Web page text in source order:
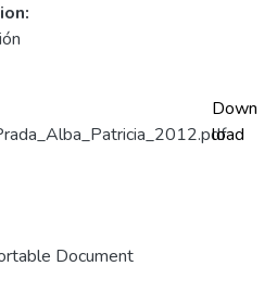
Document
Down
load